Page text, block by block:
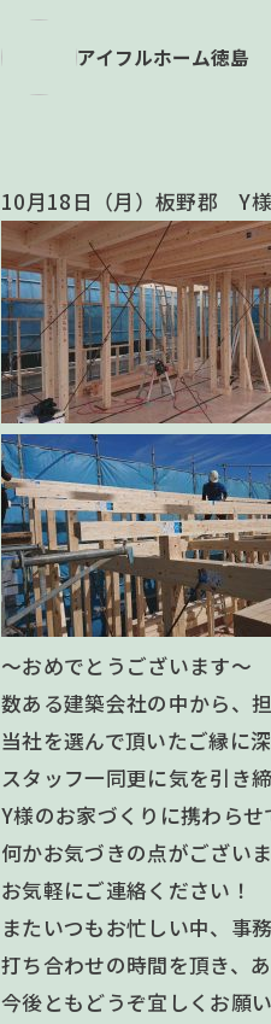
アイフルホーム徳島
10月18日（月）板野郡 Y
～おめでとうございます～
数ある建築会社の中から、
当社を選んで頂いたご縁に
スタッフ一同更に気を引き締
Y様のお家づくりに携わらせ
何かお気づきの点がございま
お気軽にご連絡ください！
またいつもお忙しい中、事
打ち合わせの時間を頂き、
今後ともどうぞ宜しくお願い